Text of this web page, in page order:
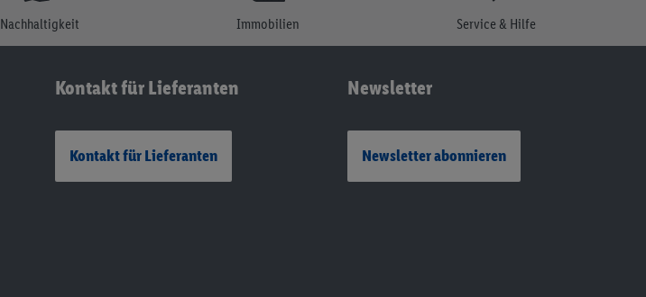
Nachhaltigkeit Immobilien Service & Hilfe
Kontakt für Lieferanten
Kontakt für Lieferanten
Newsletter
Newsletter abonnieren